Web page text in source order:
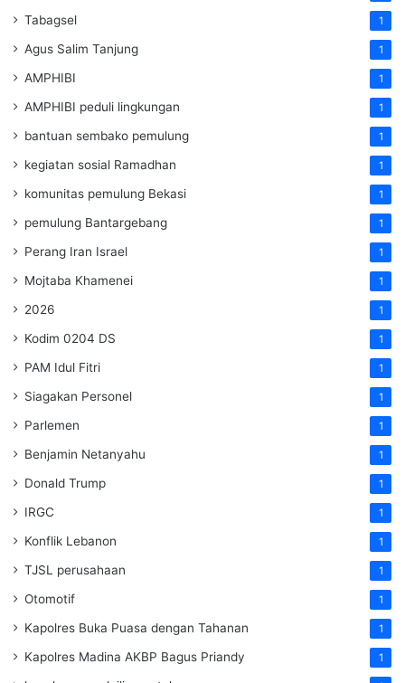
Tabagsel 1
Agus Salim Tanjung 1
AMPHIBI 1
AMPHIBI peduli lingkungan 1
bantuan sembako pemulung 1
kegiatan sosial Ramadhan 1
komunitas pemulung Bekasi 1
pemulung Bantargebang 1
Perang Iran Israel 1
Mojtaba Khamenei 1
2026 1
Kodim 0204 DS 1
PAM Idul Fitri 1
Siagakan Personel 1
Parlemen 1
Benjamin Netanyahu 1
Donald Trump 1
IRGC 1
Konflik Lebanon 1
TJSL perusahaan 1
Otomotif 1
Kapolres Buka Puasa dengan Tahanan 1
Kapolres Madina AKBP Bagus Priandy 1